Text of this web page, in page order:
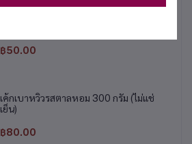
฿50.00
เค้กเบาหวิวรสตาลหอม 300 กรัม (ไม่แช่
เย็น)
฿80.00